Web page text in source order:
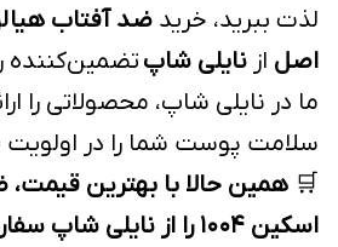
لذت ببرید، خرید
اصل از نایلی شاپ
ما در نایلی شاپ، محصولاتی را
سلامت پوست شما را در اولویت
🛒 همین حالا با بهترین
اسکین ۱۰۰۴ را از نایلی